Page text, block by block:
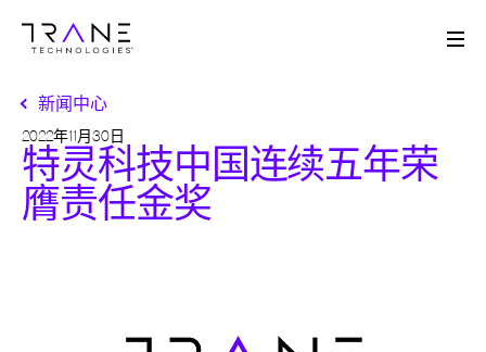
新闻中心
2022年11月30日
特灵科技中国连续五年荣
膺责任金奖